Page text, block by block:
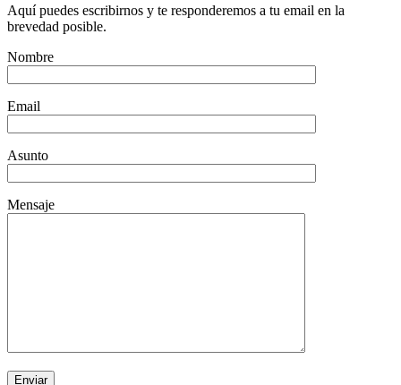
Aquí puedes escribirnos y te responderemos a tu email en la
brevedad posible.
Nombre
Email
Asunto
Mensaje